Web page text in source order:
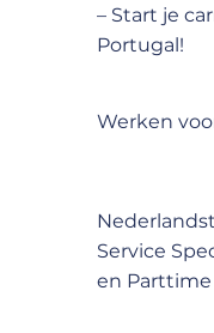
– Start je
Portugal!
Werken
Service
en Parttime